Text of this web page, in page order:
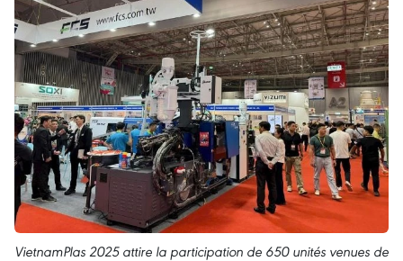
VietnamPlas 2025 attire la participation de 650 unités venues de